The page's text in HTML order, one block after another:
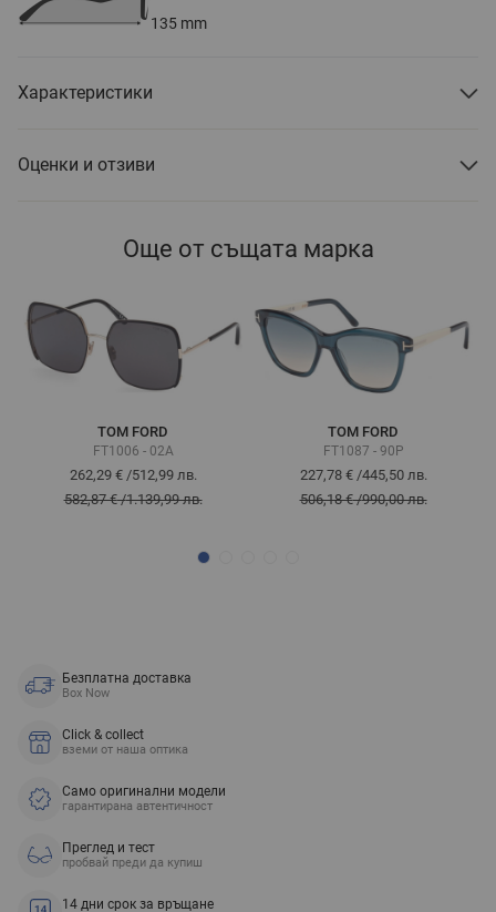
135 mm
Характеристики
Оценки и отзиви
Още от същата марка
TOM FORD
FT1006 - 02A
262,29 €/512,99 лв.
582,87 €/1.139,99 лв.
TOM FORD
FT1087 - 90P
227,78 €/445,50 лв.
506,18 €/990,00 лв.
Безплатна доставка
Box Now
Click & collect
вземи от наша оптика
Само оригинални модели
гарантирана автентичност
Преглед и тест
пробвай преди да купиш
14 дни срок за връщане